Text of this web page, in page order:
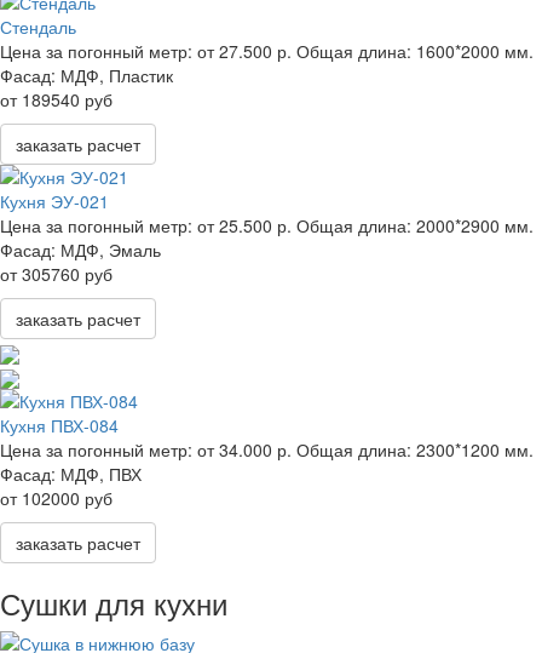
Стендаль
Цена за погонный метр: от 27.500 р. Общая длина: 1600*2000 мм.
Фасад: МДФ, Пластик
от 189540 руб
заказать расчет
Кухня ЭУ-021
Цена за погонный метр: от 25.500 р. Общая длина: 2000*2900 мм.
Фасад: МДФ, Эмаль
от 305760 руб
заказать расчет
Кухня ПВХ-084
Цена за погонный метр: от 34.000 р. Общая длина: 2300*1200 мм.
Фасад: МДФ, ПВХ
от 102000 руб
заказать расчет
Сушки для кухни